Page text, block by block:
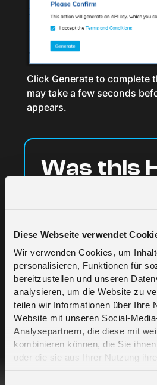
Diese Webseite verwendet
Wir verwenden Cookies, um
personalisieren, Funktionen für
bereitzustellen und unseren
analysieren, um die Website zu
teilen wir Informationen über Ihre
Website mit unseren Social-
Analysepartnern, die diese mit
kombinieren können, die Sie
oder die sie aus Ihrer Nutzung
Click Generate to complete
may take a few seconds
appears.
Was this
Yes
Related